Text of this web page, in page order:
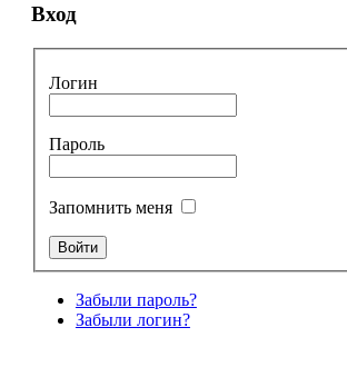
Вход
Логин
Пароль
Запомнить меня
Забыли пароль?
Забыли логин?